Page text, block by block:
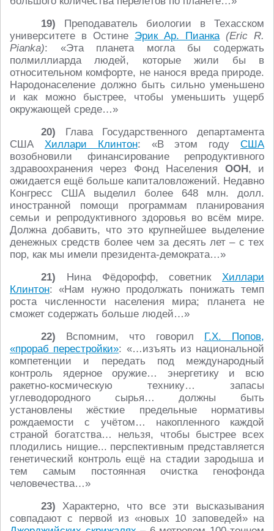
19) Преподаватель биологии в Техасском
университете в Остине Эрик Ар. Пианка (Eric R.
Pianka): «Эта планета могла бы содержать
полмиллиарда людей, которые жили бы в
относительном комфорте, не нанося вреда природе.
Народонаселение должно быть сильно уменьшено
и как можно быстрее, чтобы уменьшить ущерб
окружающей среде…»
20) Глава Государственного департамента
США Хиллари Клинтон: «В этом годуСША
возобновили финансирование репродуктивного
здравоохранения через Фонд Населения ООН, и
ожидается ещё больше капиталовложений. Недавно
Конгресс США выделил более 648 млн. долл.
иностранной помощи программам планирования
семьи и репродуктивного здоровья во всём мире.
Должна добавить, что это крупнейшее выделение
денежных средств более чем за десять лет – с тех
пор, как мы имели президента-демократа…»
21) Нина Фёдорофф, советник Хиллари
Клинтон: «Нам нужно продолжать понижать темп
роста численности населения мира; планета не
сможет содержать больше людей…»
22) Вспомним, что говорил Г.Х. Попов,
«прораб перестройки»: «…изъять из национальной
компетенции и передать под международный
контроль ядерное оружие… энергетику и всю
ракетно-космическую технику… запасы
углеводородного сырья… должны быть
установлены жёсткие предельные нормативы
рождаемости с учётом… накопленного каждой
страной богатства… нельзя, чтобы быстрее всех
плодились нищие... перспективным представляется
генетический контроль ещё на стадии зародыша и
тем самым постоянная очистка генофонда
человечества…»
23) Характерно, что все эти высказывания
совпадают с первой из «новых 10 заповедей» на